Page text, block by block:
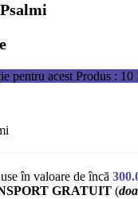
pentru acest Produs : 10
în valoare de încă
GRATUIT (